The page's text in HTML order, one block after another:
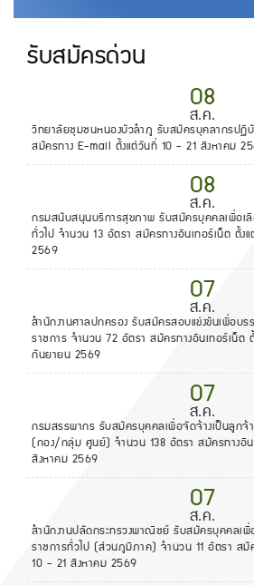
รับสมัครด่วน
08
ส.ค.
วิทยาลัยชุมชนหนองบัวลำภู รับสมัครบุคลากรปฏิ
สมัครทาง E-mail ตั้งแต่วันที่ 10 - 21 สิงหาคม
08
ส.ค.
กรมสนับสนุนบริการสุขภาพ รับสมัครบุคคลเพื่อเลื
ทั่วไป จำนวน 13 อัตรา สมัครทางอินเทอร์เน็ต ตั้ง
2569
07
ส.ค.
สำนักงานศาลปกครอง รับสมัครสอบแข่งขันเพื่อบร
ราชการ จำนวน 72 อัตรา สมัครทางอินเทอร์เน็ต
กันยายน 2569
07
ส.ค.
กรมสรรพากร รับสมัครบุคคลเพื่อจัดจ้างเป็นลูกจ้
(กอง/กลุ่ม ศูนย์) จำนวน 138 อัตรา สมัครทางอิน
สิงหาคม 2569
07
ส.ค.
สำนักงานปลัดกระทรวงพาณิชย์ รับสมัครบุคคลเพื่
ราชการทั่วไป (ส่วนภูมิภาค) จำนวน 11 อัตรา สมั
10 - 21 สิงหาคม 2569